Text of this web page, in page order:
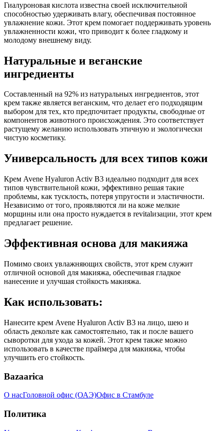
Гиалуроновая кислота известна своей исключительной
способностью удерживать влагу, обеспечивая постоянное
увлажнение кожи. Этот крем помогает поддерживать уровень
увлажненности кожи, что приводит к более гладкому и
молодому внешнему виду.
Натуральные и веганские
ингредиенты
Составленный на 92% из натуральных ингредиентов, этот
крем также является веганским, что делает его подходящим
выбором для тех, кто предпочитает продукты, свободные от
компонентов животного происхождения. Это соответствует
растущему желанию использовать этичную и экологически
чистую косметику.
Универсальность для всех типов кожи
Крем Avene Hyaluron Activ B3 идеально подходит для всех
типов чувствительной кожи, эффективно решая такие
проблемы, как тусклость, потеря упругости и эластичности.
Независимо от того, проявляются ли на коже мелкие
морщины или она просто нуждается в revitalизации, этот крем
предлагает решение.
Эффективная основа для макияжа
Помимо своих увлажняющих свойств, этот крем служит
отличной основой для макияжа, обеспечивая гладкое
нанесение и улучшая стойкость макияжа.
Как использовать:
Нанесите крем Avene Hyaluron Activ B3 на лицо, шею и
область декольте как самостоятельно, так и после вашего
сыворотки для ухода за кожей. Этот крем также можно
использовать в качестве праймера для макияжа, чтобы
улучшить его стойкость.
Bazaarica
О насГоловной офис (ОАЭ)Офис в Стамбуле
Политика